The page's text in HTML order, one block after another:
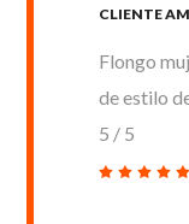
CLIENTE
Flongo
de estilo
5 / 5